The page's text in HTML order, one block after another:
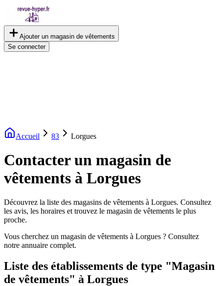
Ajouter un magasin de vêtements
Se connecter
Accueil 83 Lorgues
Contacter un magasin de
vêtements à Lorgues
Découvrez la liste des magasins de vêtements à Lorgues. Consultez
les avis, les horaires et trouvez le magasin de vêtements le plus
proche.
Vous cherchez un magasin de vêtements à Lorgues ? Consultez
notre annuaire complet.
Liste des établissements de type "Magasin
de vêtements" à Lorgues